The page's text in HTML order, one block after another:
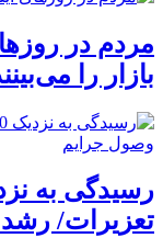
مردم در
بازار را
تعزیرات/ رشد 39درصدی وصول جرایم